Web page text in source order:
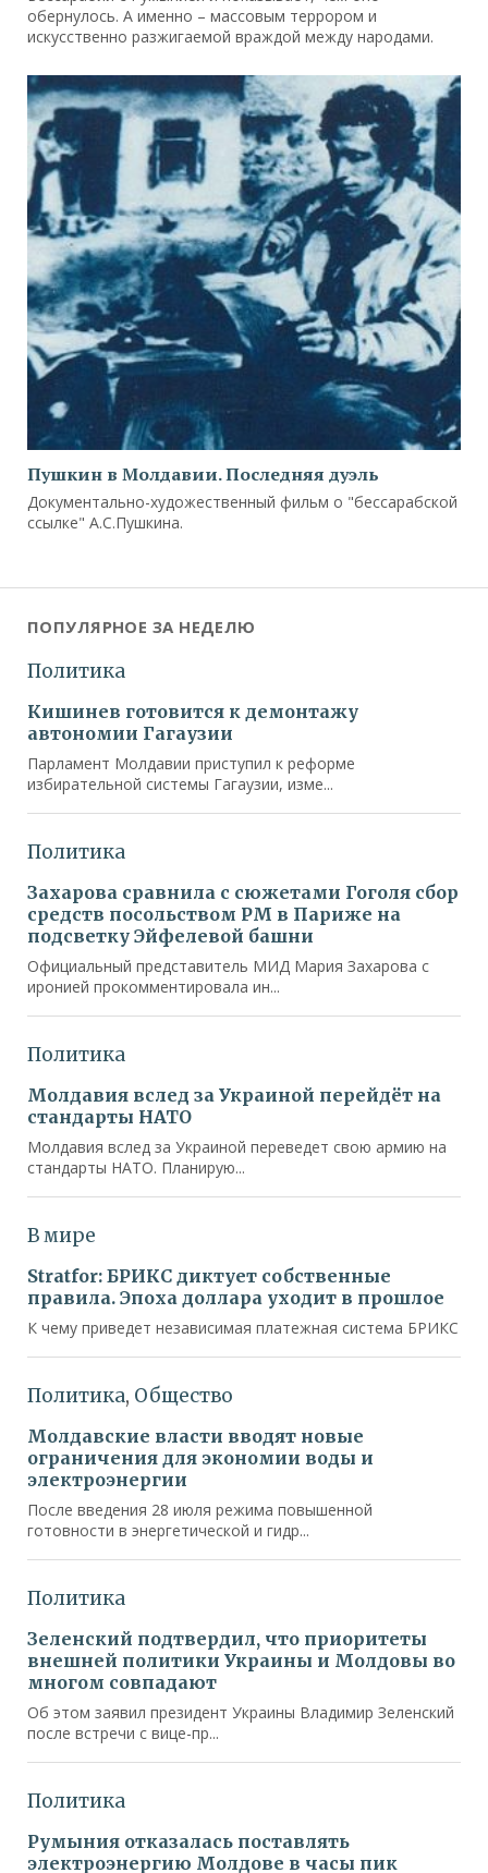
обернулось. А именно – массовым террором и
искусственно разжигаемой враждой между народами.
Пушкин в Молдавии. Последняя дуэль
Документально-художественный фильм о "бессарабской
ссылке" А.С.Пушкина.
ПОПУЛЯРНОЕ ЗА НЕДЕЛЮ